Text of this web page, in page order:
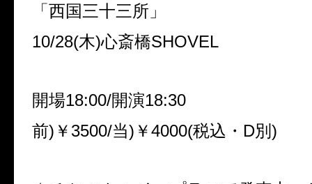
「西国三十三所」
10/28(木)心斎橋SHOVEL
開場18:00/開演18:30
前)￥3500/当)￥4000(税込・D別)